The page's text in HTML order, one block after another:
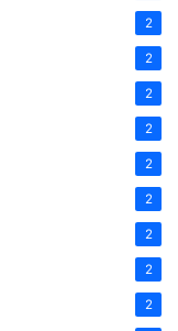
2
2
2
2
2
2
2
2
2